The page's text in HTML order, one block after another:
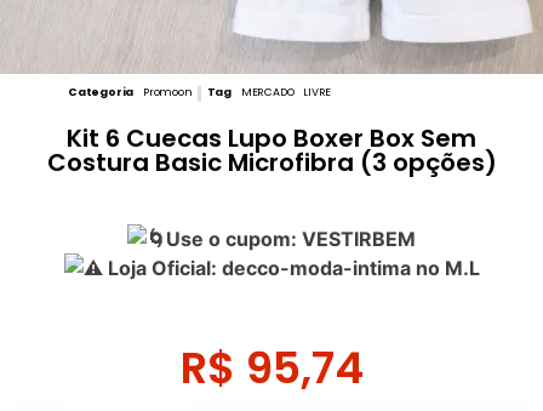
Categoria Promoon Tag MERCADO LIVRE
Kit 6 Cuecas Lupo Boxer Box Sem
Costura Basic Microfibra (3 opções)
Use o cupom: VESTIRBEM
Loja Oficial: decco-moda-intima no M.L
R$ 95,74